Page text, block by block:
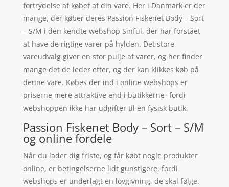
fortrydelse af købet af din vare. Her i Danmark er der
mange, der køber deres Passion Fiskenet Body – Sort
– S/M i den kendte webshop Sinful, der har forstået
at have de rigtige varer på hylden. Det store
vareudvalg giver en stor pulje af varer, og her finder
mange det de leder efter, og der kan klikkes køb på
denne vare. Købes der ind i online webshops er
priserne mere attraktive end i butikkerne- fordi
webshoppen ikke har udgifter til en fysisk butik.
Passion Fiskenet Body – Sort – S/M
og online fordele
Når du lader dig friste, og får købt nogle produkter
online, er betingelserne lidt gunstigere, fordi
webshops er underlagt en lovgivning, de skal følge.